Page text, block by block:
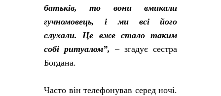
батьків, то вони вмикали
гучномовець, і ми всі його
слухали. Це вже стало таким
собі ритуалом”,– згадує сестра
Богдана.
Часто він телефонував серед ночі.